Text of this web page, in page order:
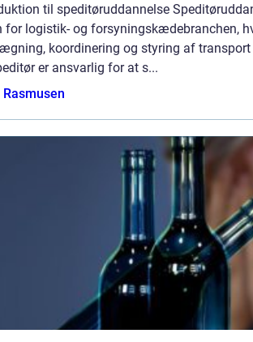
til speditøruddannelse
for logistik- og forsyningskædebranchen,
koordinering og styring af
er ansvarlig for at s...